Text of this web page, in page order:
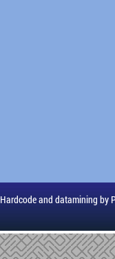
Hardcode and datamining by